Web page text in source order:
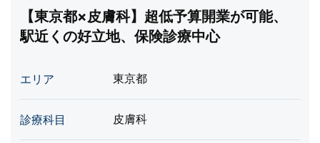
【東京都×皮膚科】超低予算開業が可能、
駅近くの好立地、保険診療中心
エリア 東京都
診療科目 皮膚科